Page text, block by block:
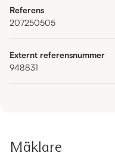
Referens
207250505
Externt referensnummer
948831
Mäklare